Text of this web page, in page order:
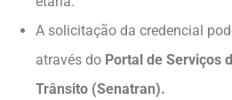
A solicitação da credencial
através do Portal de Serviços
Trânsito (Senatran).